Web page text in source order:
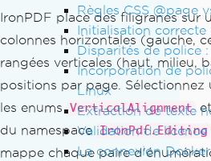
Règles CSS @page
Initialisation
Disparités de police
Incorporation de
Linux
Extraction de texte
Validation de licence
La connexion
IronPDF place des filigranes sur
colonnes horizontales (gauche,
rangées verticales (haut, milieu,
positions par page. Sélectionnez
les enums VerticalAlignment
du namespace IronPdf.Editing
mappe chaque paire